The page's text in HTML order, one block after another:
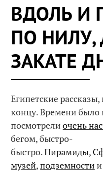
ВДОЛЬ И
ПО
ЗАКАТЕ
Египетские
концу. Времени было
посмотрелиочень
бегом, быстро-
быстро.Пирамиды,
музей,подземности